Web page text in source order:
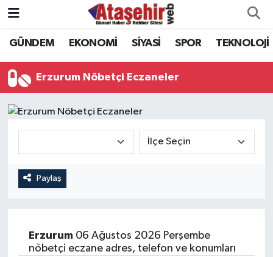
GÜNDEM EKONOMİ SİYASİ SPOR TEKNOLOJİ
Erzurum Nöbetçi Eczaneler
Paylaş
Erzurum06 Ağustos 2026 Perşembe
nöbetçi eczane adres, telefon ve konumları
Hava Durumu
Trafik Durumu
Süper Lig Puan Durumu ve Fikstür
Son Dakika Haberleri